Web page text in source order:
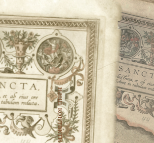
наші контакти